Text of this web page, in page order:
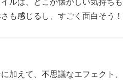
も感じるし、すごく面白そう！
加えて、不思議なエフェクト、